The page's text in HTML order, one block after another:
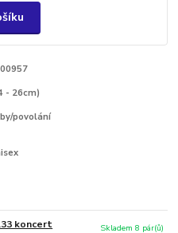
- 26cm)
povolání
koncert Skladem 8 pár(ů)